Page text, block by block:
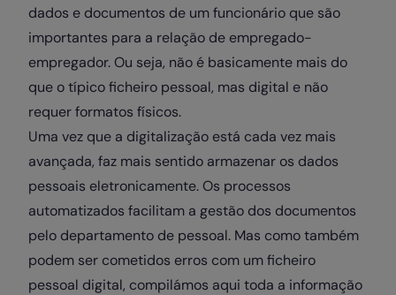
dados e documentos de um funcionário que são
importantes para a relação de empregado-
empregador. Ou seja, não é basicamente mais do
que o típico ficheiro pessoal, mas digital e não
requer formatos físicos.
Uma vez que a digitalização está cada vez mais
avançada, faz mais sentido armazenar os dados
pessoais eletronicamente. Os processos
automatizados facilitam a gestão dos documentos
pelo departamento de pessoal. Mas como também
podem ser cometidos erros com um ficheiro
pessoal digital, compilámos aqui toda a informação